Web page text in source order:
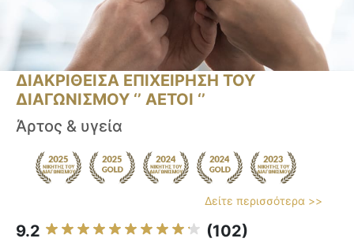
ΔΙΑΚΡΙΘΕΙΣΑ ΕΠΙΧΕΙΡΗΣΗ ΤΟΥ
ΔΙΑΓΩΝΙΣΜΟΥ ‘’ ΑΕΤΟΙ ‘’
Άρτος & υγεία
Δείτε περισσότερα >>
9.2 (102)